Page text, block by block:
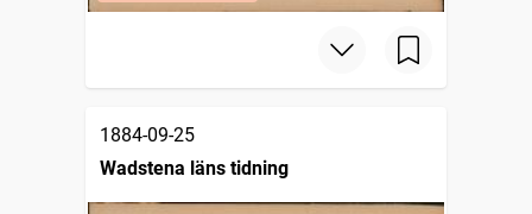
1884-09-25
Wadstena läns tidning